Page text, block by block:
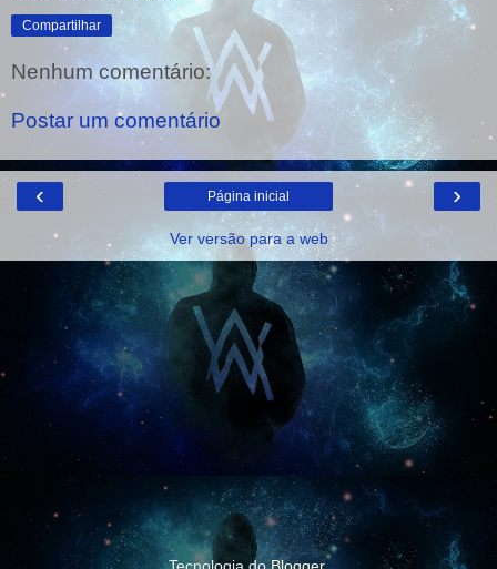
Compartilhar
Nenhum comentário:
Postar um comentário
‹ ›
Página inicial
Ver versão para a web